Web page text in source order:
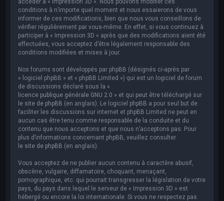
conditions à n’importe quel moment et nous essaierons de vous
informer de ces modifications, bien que nous vous conseillons de
vérifier régulièrement par vous-même. En effet, si vous continuez à
participer à « Impression 3D » après que des modifications aient été
effectuées, vous acceptez d’être légalement responsable des
conditions modifiées et mises à jour.
Nos forums sont développés par phpBB (désignés ci-après par
« logiciel phpBB » et « phpBB Limited ») qui est un logiciel de forum
de discussions déclaré sous la «
licence publique générale GNU 2.0 » et qui peut être téléchargé sur
le site de phpBB (en anglais). Le logiciel phpBB a pour seul but de
faciliter les discussions sur internet et phpBB Limited ne peut en
aucun cas être tenu comme responsable de la conduite et du
contenu que nous acceptons et que nous n’acceptons pas. Pour
plus d’informations concernant phpBB, veuillez consulter
le site de phpBB (en anglais).
Vous acceptez de ne publier aucun contenu à caractère abusif,
obscène, vulgaire, diffamatoire, choquant, menaçant,
pornographique, etc. qui pourrait transgresser la législation de votre
pays, du pays dans lequel le serveur de « Impression 3D » est
hébergé ou encore la loi internationale. Si vous ne respectez pas